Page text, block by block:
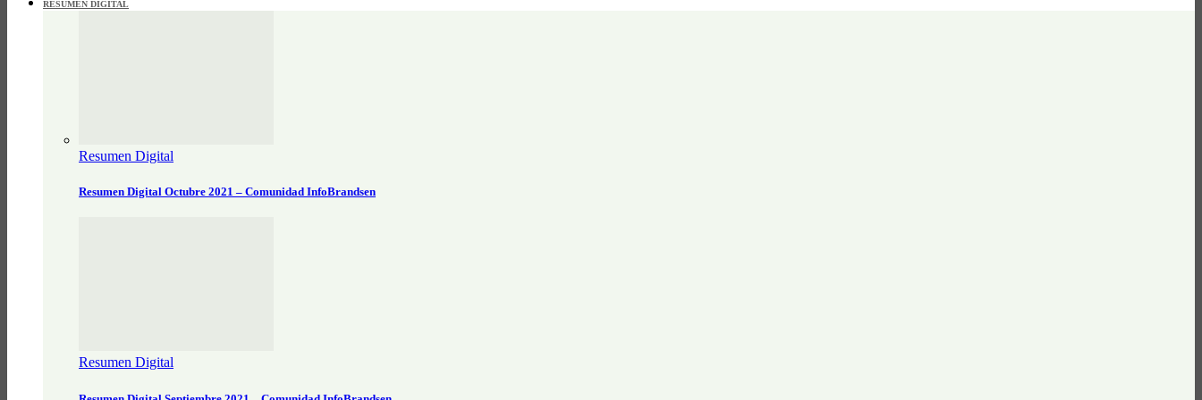
RESUMEN DIGITAL
Resumen Digital
Resumen Digital Octubre 2021 – Comunidad InfoBrandsen
Resumen Digital